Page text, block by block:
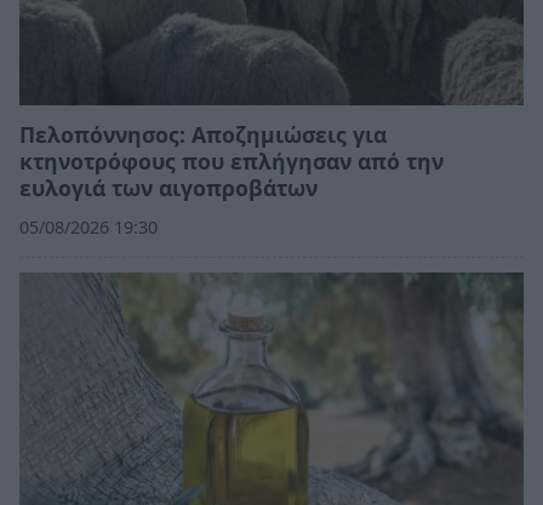
Πελοπόννησος: Αποζημιώσεις για
κτηνοτρόφους που επλήγησαν από την
ευλογιά των αιγοπροβάτων
05/08/2026 19:30